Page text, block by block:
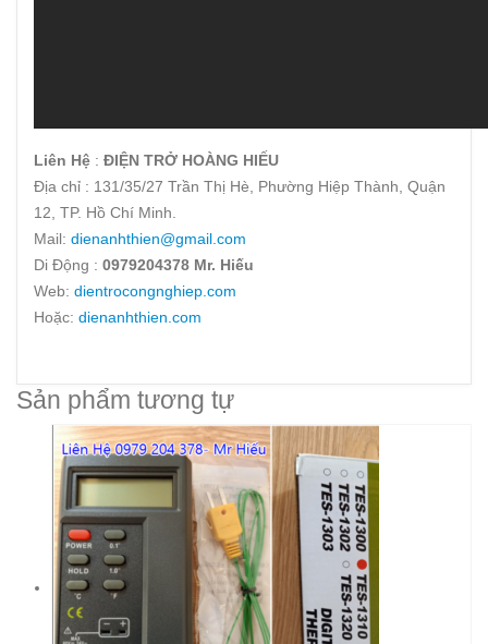
Liên Hệ : ĐIỆN TRỞ HOÀNG HIẾU
Địa chỉ : 131/35/27 Trần Thị Hè, Phường Hiệp Thành, Quận
12, TP. Hồ Chí Minh.
Mail: dienanhthien@gmail.com
Di Động : 0979204378 Mr. Hiếu
Web: dientrocongnghiep.com
Hoặc: dienanhthien.com
Sản phẩm tương tự